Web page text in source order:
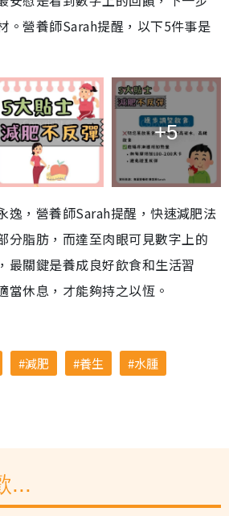
。營養師Sarah提醒，以下5件事是
+5
逸，營養師Sarah提醒，快速減肥法
分脂肪，而達至肉眼可見數字上的
最關鍵是養成良好飲食和生活習
當休息，才能夠持之以恆。
減肥 養生
水腫
...